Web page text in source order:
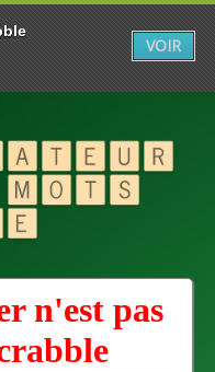
n'est pas
VOIR